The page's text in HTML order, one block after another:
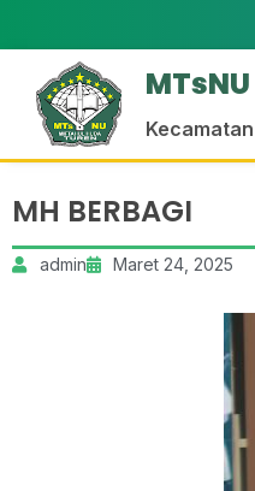
MH BERBAGI
admin Maret 24, 2025